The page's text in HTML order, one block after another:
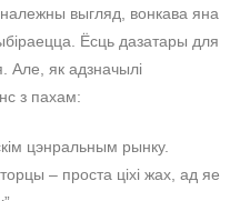
выгляд, вонкава яна
Ёсць дазатары для
Але, як адзначылі
з пахам:
цэнральным рынку.
– проста ціхі жах, ад яе